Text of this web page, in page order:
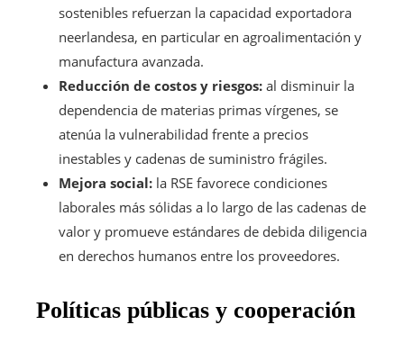
sostenibles refuerzan la capacidad exportadora
neerlandesa, en particular en agroalimentación y
manufactura avanzada.
Reducción de costos y riesgos: al disminuir la
dependencia de materias primas vírgenes, se
atenúa la vulnerabilidad frente a precios
inestables y cadenas de suministro frágiles.
Mejora social: la RSE favorece condiciones
laborales más sólidas a lo largo de las cadenas de
valor y promueve estándares de debida diligencia
en derechos humanos entre los proveedores.
Políticas públicas y cooperación